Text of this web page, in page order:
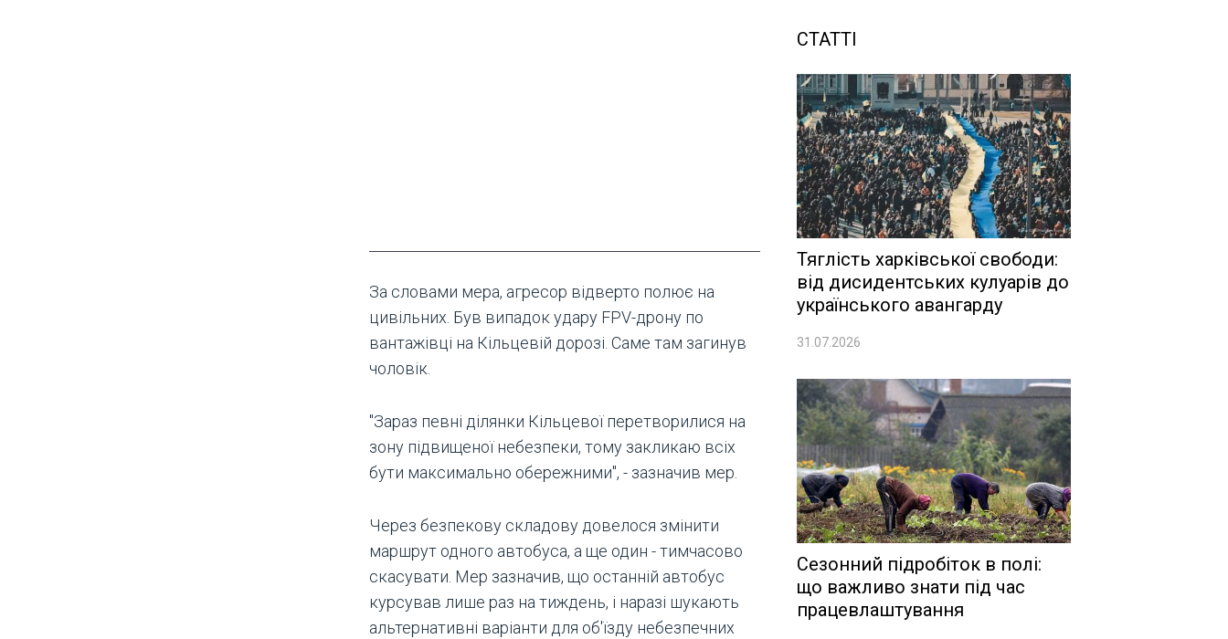
За словами мера, агресор відверто полює на
цивільних. Був випадок удару FPV-дрону по
вантажівці на Кільцевій дорозі. Саме там загинув
чоловік.
"Зараз певні ділянки Кільцевої перетворилися на
зону підвищеної небезпеки, тому закликаю всіх
бути максимально обережними", - зазначив мер.
Через безпекову складову довелося змінити
маршрут одного автобуса, а ще один - тимчасово
скасувати. Мер зазначив, що останній автобус
курсував лише раз на тиждень, і наразі шукають
альтернативні варіанти для об'їзду небезпечних
СТАТТІ
Тяглість харківської свободи:
від дисидентських кулуарів до
українського авангарду
31.07.2026
Сезонний підробіток в полі:
що важливо знати під час
працевлаштування